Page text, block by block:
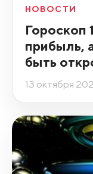
НОВОСТИ
Гороскоп
прибыль,
быть
13 октября